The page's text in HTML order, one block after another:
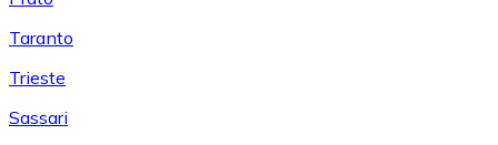
Taranto
Trieste
Sassari